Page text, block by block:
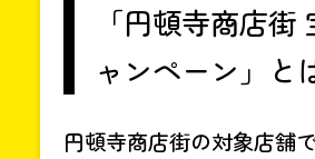
「円頓寺商店街
ャンペーン」と
円頓寺商店街の対象店舗